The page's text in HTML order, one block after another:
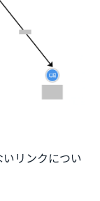
リンクについ